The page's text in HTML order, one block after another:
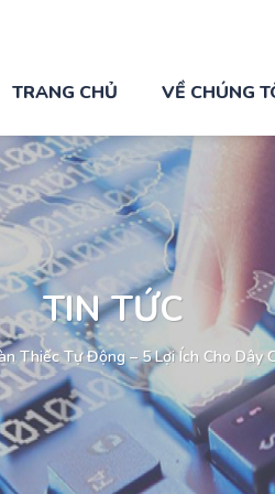
TRANG CHỦ VỀ CHÚNG
TIN TỨC
Thiếc Tự Động – 5 Lợi Ích Cho Dây